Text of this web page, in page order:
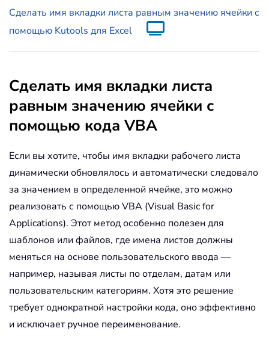
Сделать имя вкладки листа равным значению ячейки с
помощью Kutools для Excel
Сделать имя вкладки листа
равным значению ячейки с
помощью кода VBA
Если вы хотите, чтобы имя вкладки рабочего листа
динамически обновлялось и автоматически следовало
за значением в определенной ячейке, это можно
реализовать с помощью VBA (Visual Basic for
Applications). Этот метод особенно полезен для
шаблонов или файлов, где имена листов должны
меняться на основе пользовательского ввода —
например, называя листы по отделам, датам или
пользовательским категориям. Хотя это решение
требует однократной настройки кода, оно эффективно
и исключает ручное переименование.